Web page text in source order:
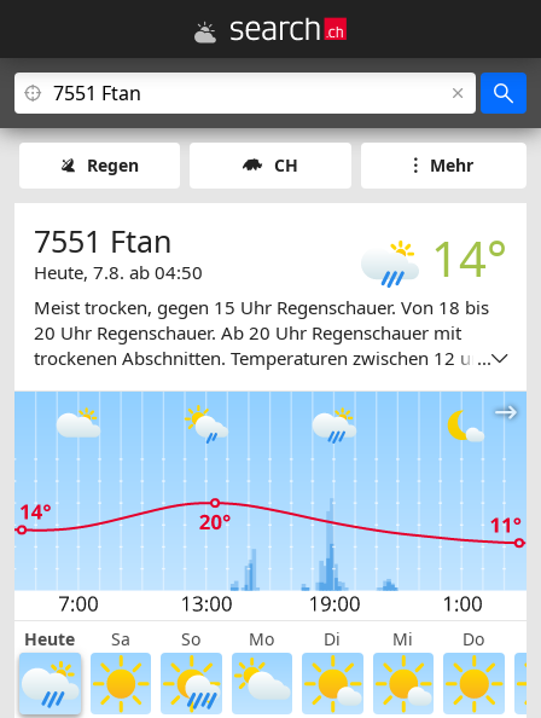
Regen CH Mehr
14°
7551 Ftan
Heute, 7.8. ab 04:50
Meist trocken, gegen 15 Uhr Regenschauer. Von 18 bis
20 Uhr Regenschauer. Ab 20 Uhr Regenschauer mit
trockenen Abschnitten. Temperaturen zwischen 12 und
...
Heute Sa So Mo Di Mi Do